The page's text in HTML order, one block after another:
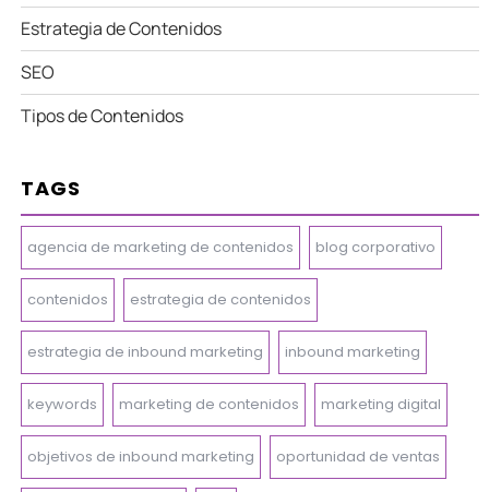
Estrategia de Contenidos
SEO
Tipos de Contenidos
TAGS
agencia de marketing de contenidos blog corporativo
contenidos estrategia de contenidos
estrategia de inbound marketing inbound marketing
keywords marketing de contenidos marketing digital
objetivos de inbound marketing oportunidad de ventas